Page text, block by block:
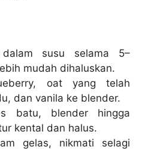
susu selama 5–
mudah dihaluskan.
oat yang telah
dan vanila ke blender.
batu, blender hingga
kental dan halus.
gelas, nikmati selagi